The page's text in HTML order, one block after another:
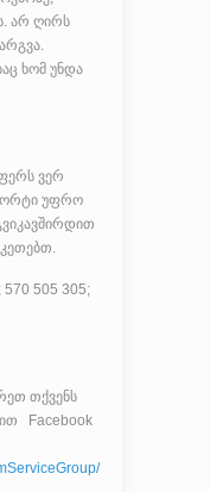
არ ღირს
ხომ უნდა
ვერ
უფრო
570 505 305;
თქვენს
Facebook